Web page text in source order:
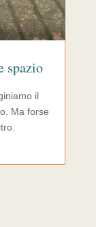
spazio
il
Ma forse